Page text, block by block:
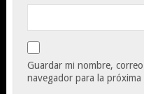
Guardar mi nombre,
navegador para la